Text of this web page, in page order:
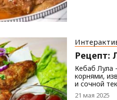
Рецепт:
Кебаб Лула
корнями,
и сочной
подойдёт
21 мая 2025